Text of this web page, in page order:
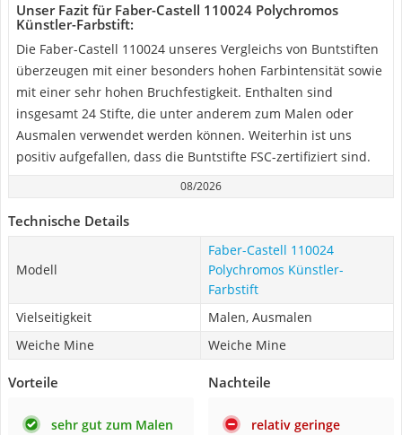
Unser Fazit für Faber-Castell 110024 Polychromos
Künstler-Farbstift:
Die Faber-Castell 110024 unseres Vergleichs von Buntstiften
überzeugen mit einer besonders hohen Farbintensität sowie
mit einer sehr hohen Bruchfestigkeit. Enthalten sind
insgesamt 24 Stifte, die unter anderem zum Malen oder
Ausmalen verwendet werden können. Weiterhin ist uns
positiv aufgefallen, dass die Buntstifte FSC-zertifiziert sind.
08/2026
Technische Details
Modell
Faber-Castell 110024
Polychromos Künstler-
Farbstift
Vielseitigkeit
Malen, Ausmalen
Weiche Mine
Weiche Mine
Vorteile
sehr gut zum Malen
Nachteile
relativ geringe